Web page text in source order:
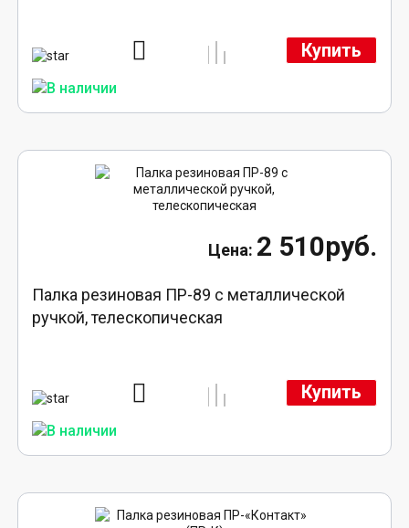
Купить
2 510руб.
Палка резиновая ПР-89 с металлической
ручкой, телескопическая
Купить